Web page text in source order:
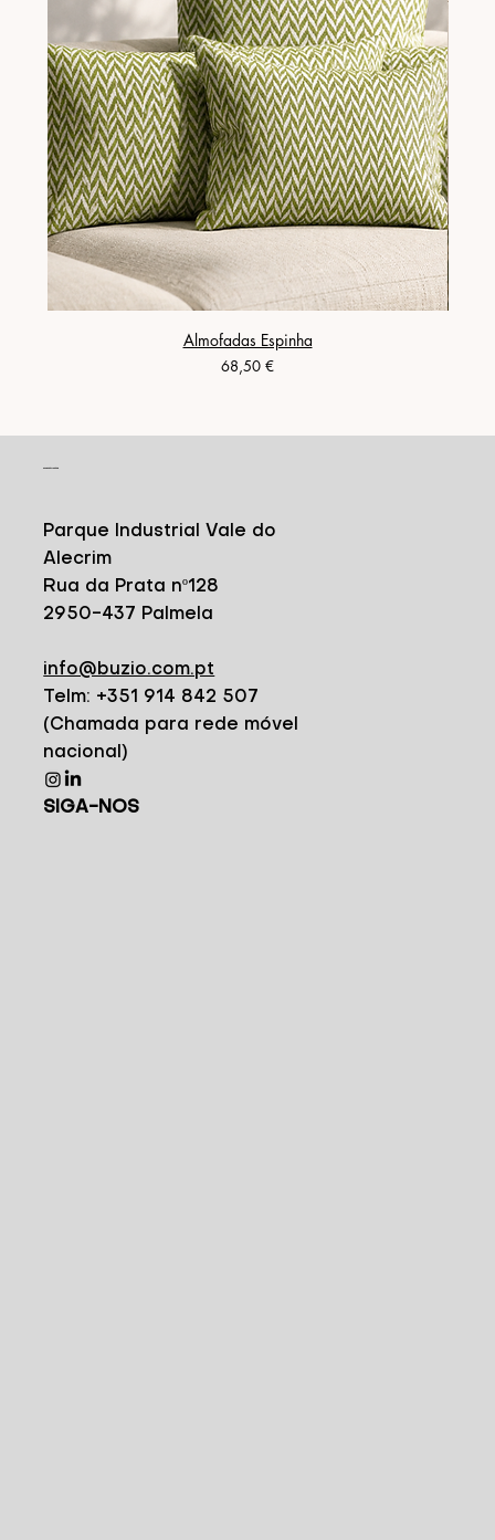
Almofadas Espinha
Preço
68,50 €
CONTACTO
Parque Industrial Vale do
Alecrim
Rua da Prata nº128
2950-437 Palmela
info@buzio.com.pt
Telm: +351 914 842 507
(Chamada para rede móvel
nacional)
SIGA-NOS